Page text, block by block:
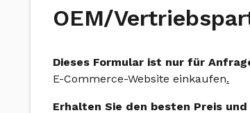
OEM/
Dieses Formular ist nur für
E-Commerce-Website einkaufen.
Erhalten Sie den besten Preis